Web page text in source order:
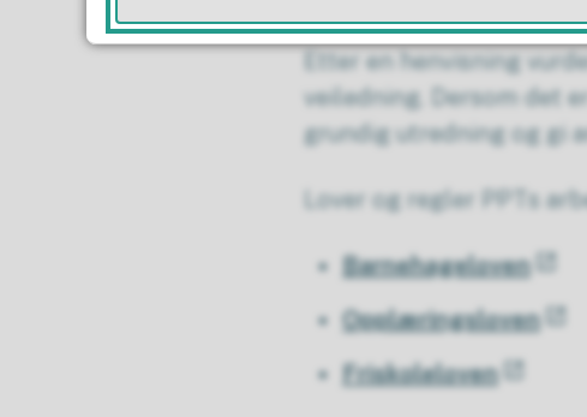
Etter en henvisning
veiledning. Dersom det
grundig utredning og gi
Lover og regler PPTs
Barnehageloven
Opplæringsloven
Friskoleloven